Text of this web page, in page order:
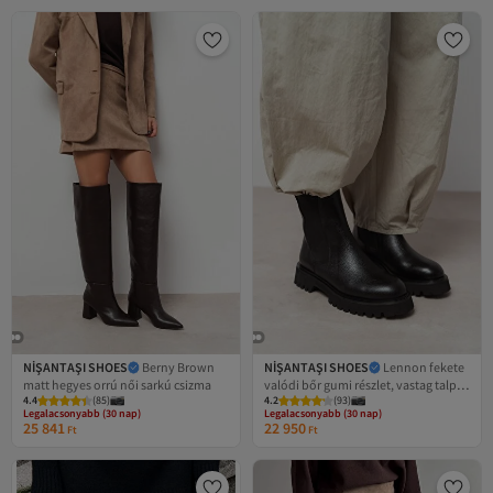
NİŞANTAŞI SHOES
Berny Brown
matt hegyes orrú női sarkú csizma
4.4 (85)
Legalacsonyabb (30 nap)
Ingyenes szállítás
Legalacsonyabb (30 nap)
25 841 Ft
NİŞANTAŞI SHOES
Lennon fekete
valódi bőr gumi részlet, vastag talpú
női csizma
4.2 (93)
Legalacsonyabb (30 nap)
Ingyenes szállítás
Legalacsonyabb (30 nap)
22 950 Ft